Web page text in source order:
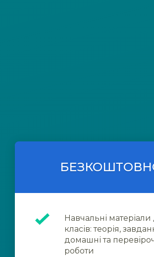
Навчальні матеріали
класів: теорія,
домашні та
роботи